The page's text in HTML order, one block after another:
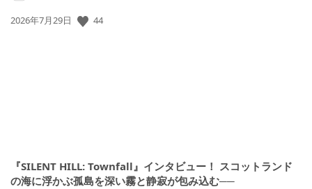
公
2026年7月29日 44
『SILENT HILL: Townfall』インタビュー！ スコットランド
の海に浮かぶ孤島を深い霧と静寂が包み込む──